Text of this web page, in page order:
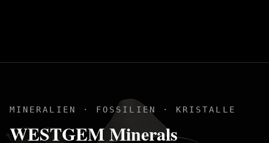
MINERALIEN · FOSSILIEN · KRISTALLE
WESTGEM Minerals